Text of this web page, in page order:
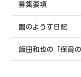
募集要項
園のようす日記
飯田和也の「保育の